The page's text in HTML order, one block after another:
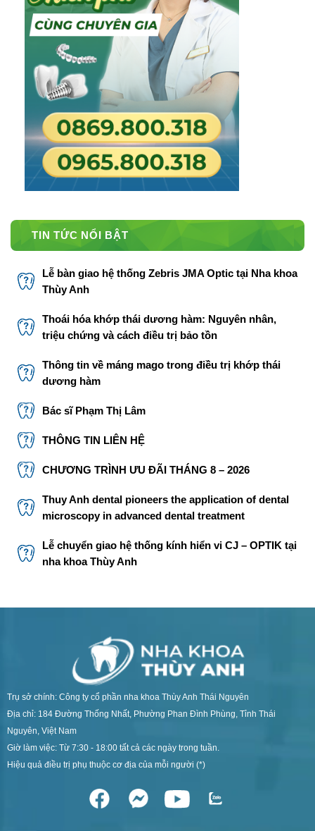
TIN TỨC NỔI BẬT
Lễ bàn giao hệ thống Zebris JMA Optic tại Nha khoa
Thùy Anh
Thoái hóa khớp thái dương hàm: Nguyên nhân,
triệu chứng và cách điều trị bảo tồn
Thông tin về máng mago trong điều trị khớp thái
dương hàm
Bác sĩ Phạm Thị Lâm
THÔNG TIN LIÊN HỆ
CHƯƠNG TRÌNH ƯU ĐÃI THÁNG 8 – 2026
Thuy Anh dental pioneers the application of dental
microscopy in advanced dental treatment
Lễ chuyển giao hệ thống kính hiển vi CJ – OPTIK tại
nha khoa Thùy Anh
Trụ sở chính: Công ty cổ phần nha khoa Thùy Anh Thái Nguyên
Địa chỉ: 184 Đường Thống Nhất, Phường Phan Đình Phùng, Tỉnh Thái
Nguyên, Việt Nam
Giờ làm việc: Từ 7:30 - 18:00 tất cả các ngày trong tuần.
Hiệu quả điều trị phụ thuộc cơ địa của mỗi người (*)